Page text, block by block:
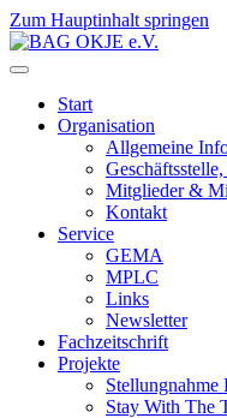
Zum Hauptinhalt springen
Start
Organisation
Allgemeine
Mitglieder &
Kontakt
Service
GEMA
MPLC
Links
Newsletter
Fachzeitschrift
Projekte
Stellungnahme
Stay With The